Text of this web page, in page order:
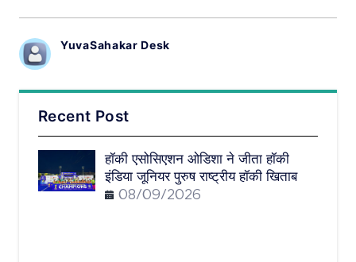
YuvaSahakar Desk
Recent Post
हॉकी एसोसिएशन ओडिशा ने जीता हॉकी
इंडिया जूनियर पुरुष राष्ट्रीय हॉकी खिताब
08/09/2026